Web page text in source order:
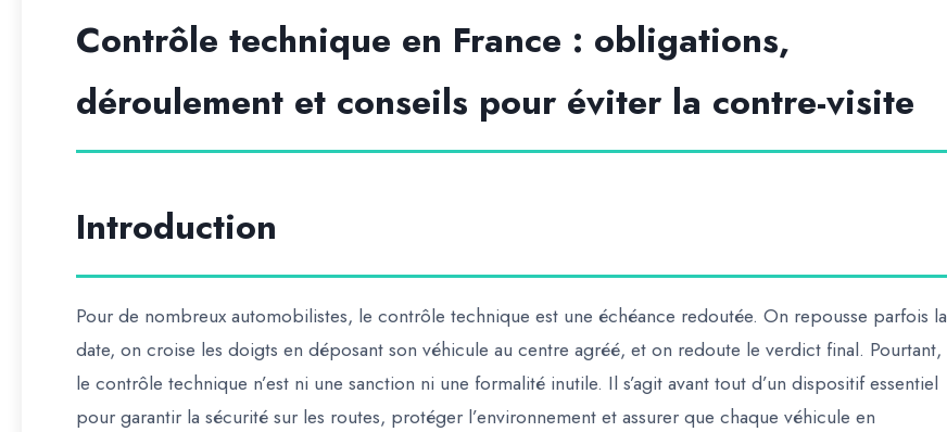
Contrôle technique en France : obligations,
déroulement et conseils pour éviter la contre-visite
Introduction
Pour de nombreux automobilistes, le contrôle technique est une échéance redoutée. On repousse parfois la
date, on croise les doigts en déposant son véhicule au centre agréé, et on redoute le verdict final. Pourtant,
le contrôle technique n’est ni une sanction ni une formalité inutile. Il s’agit avant tout d’un dispositif essentiel
pour garantir la sécurité sur les routes, protéger l’environnement et assurer que chaque véhicule en